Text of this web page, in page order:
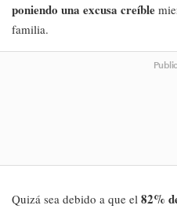
poniendo una excusa creíble
familia.
Quizá sea debido a que el 82%